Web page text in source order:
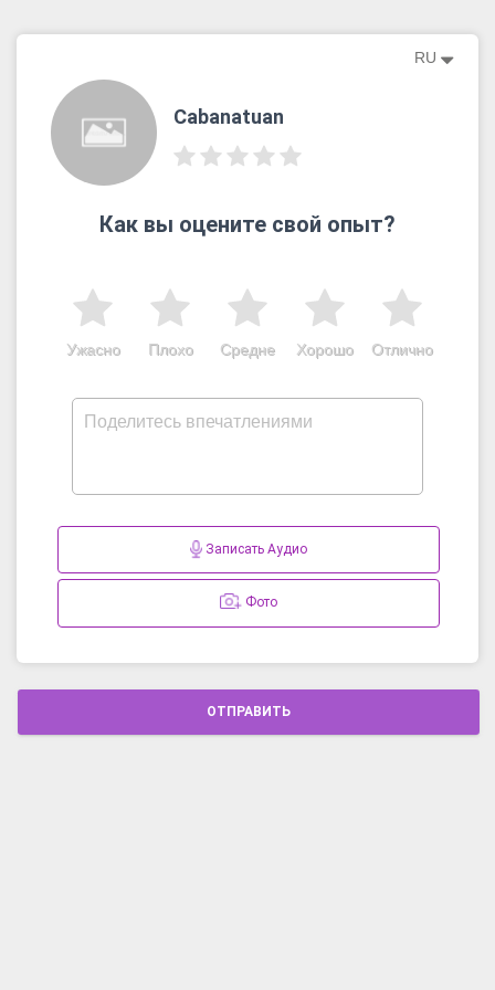
RU
Cabanatuan
Как вы оцените свой опыт?
Отлично
Хорошо
Средне
Плохо
Ужасно
Записать Аудио
Фото
ОТПРАВИТЬ